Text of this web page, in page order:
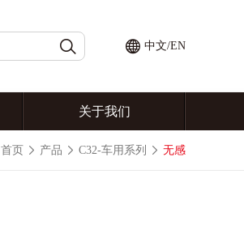
中文/EN
关于我们
首页 产品 C32-车用系列 无感